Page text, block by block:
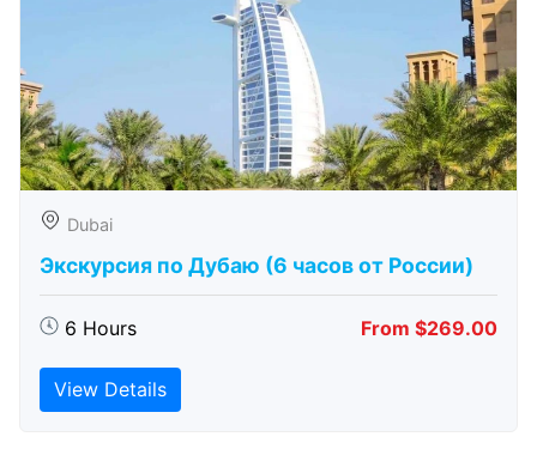
Dubai
Экскурсия по Дубаю (6 часов от России)
6 Hours From $269.00
View Details